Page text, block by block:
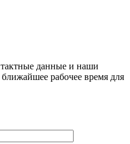
данные и наши
рабочее время для